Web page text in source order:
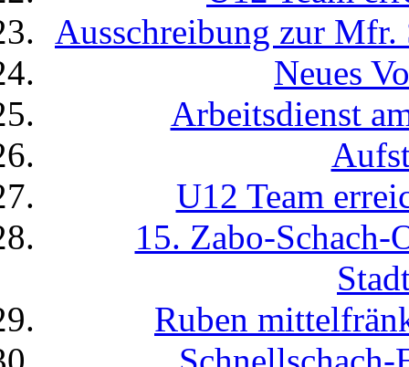
Ausschreibung zur Mfr.
Neues
Arbeitsdienst
U12 Team
15. Zabo-Schach-
Ruben